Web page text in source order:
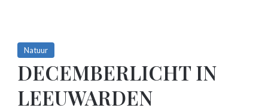
Natuur
DECEMBERLICHT IN
LEEUWARDEN